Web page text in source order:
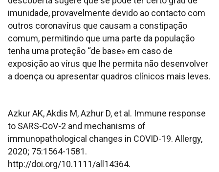
imunidade, provavelmente devido ao contacto com
outros coronavírus que causam a constipação
comum, permitindo que uma parte da população
tenha uma proteção “de base» em caso de
exposição ao vírus que lhe permita não desenvolver
a doença ou apresentar quadros clínicos mais leves.
Azkur AK, Akdis M, Azhur D, et al. Immune response
to SARS-CoV-2 and mechanisms of
immunopathological changes in COVID-19. Allergy,
2020; 75:1564-1581.
http://doi.org/10.1111/all14364.